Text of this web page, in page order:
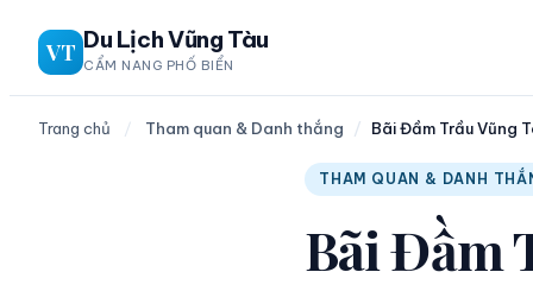
Chuyển
đến
phần
VT Du Lịch Vũng Tàu
CẨM NANG PHỐ BIỂN
Trang chủ / Tham quan & Danh thắng / Bãi Đầm Trầu Vũng
THAM QUAN & DANH
Bãi Đầm